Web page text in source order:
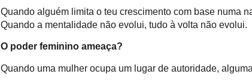
Quando alguém limita o teu crescimento com base numa
Quando a mentalidade não evolui, tudo à volta não evolui.
O poder feminino ameaça?
Quando uma mulher ocupa um lugar de autoridade,